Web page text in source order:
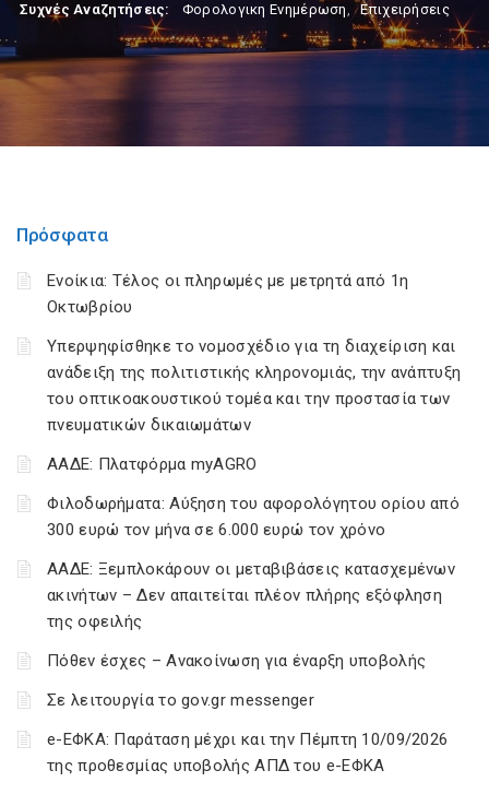
Συχνές Αναζητήσεις: Φορολογικη Ενημέρωση, Επιχειρήσεις
Πρόσφατα
Ενοίκια: Τέλος οι πληρωμές με μετρητά από 1η
Οκτωβρίου
Υπερψηφίσθηκε το νομοσχέδιο για τη διαχείριση και
ανάδειξη της πολιτιστικής κληρονομιάς, την ανάπτυξη
του οπτικοακουστικού τομέα και την προστασία των
πνευματικών δικαιωμάτων
ΑΑΔΕ: Πλατφόρμα myAGRO
Φιλοδωρήματα: Αύξηση του αφορολόγητου ορίου από
300 ευρώ τον μήνα σε 6.000 ευρώ τον χρόνο
ΑΑΔΕ: Ξεμπλοκάρουν οι μεταβιβάσεις κατασχεμένων
ακινήτων – Δεν απαιτείται πλέον πλήρης εξόφληση
της οφειλής
Πόθεν έσχες – Ανακοίνωση για έναρξη υποβολής
Σε λειτουργία το gov.gr messenger
e-ΕΦΚΑ: Παράταση μέχρι και την Πέμπτη 10/09/2026
της προθεσμίας υποβολής ΑΠΔ του e-ΕΦΚΑ